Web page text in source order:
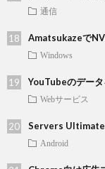
通信
Amatsukazeで
Windows
YouTubeのデー
Webサービス
Servers Ultimate
Android